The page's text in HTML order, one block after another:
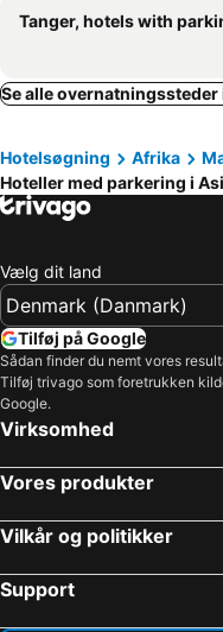
Tanger, hotels with
Se alle overnatningssteder
Hotelsøgning Afrika
Hoteller med parkering i
Vælg dit land
Tilføj på Google
Sådan finder du nemt vores
Tilføj trivago som foretrukken
Google.
Virksomhed
Vores produkter
Vilkår og politikker
Support